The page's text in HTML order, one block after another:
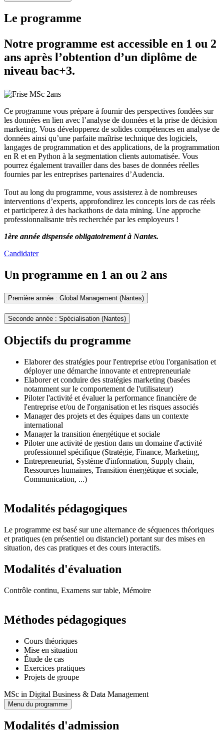
Le programme
Notre programme est accessible en 1 ou 2
ans après l’obtention d’un diplôme de
niveau bac+3.
Ce programme vous prépare à fournir des perspectives fondées sur
les données en lien avec l’analyse de données et la prise de décision
marketing. Vous développerez de solides compétences en analyse de
données ainsi qu’une parfaite maîtrise technique des logiciels,
langages de programmation et des applications, de la programmation
en R et en Python à la segmentation clients automatisée. Vous
pourrez également travailler dans des bases de données réelles
fournies par les entreprises partenaires d’Audencia.
Tout au long du programme, vous assisterez à de nombreuses
interventions d’experts, approfondirez les concepts lors de cas réels
et participerez à des hackathons de data mining. Une approche
professionnalisante très recherchée par les employeurs !
1ère année dispensée obligatoirement à Nantes.
Candidater
Un programme en 1 an ou 2 ans
Première année : Global Management (Nantes)
Seconde année : Spécialisation (Nantes)
Objectifs du programme
Elaborer des stratégies pour l'entreprise et/ou l'organisation et
déployer une démarche innovante et entrepreneuriale
Elaborer et conduire des stratégies marketing (basées
notamment sur le comportement de l'utilisateur)
Piloter l'activité et évaluer la performance financière de
l'entreprise et/ou de l'organisation et les risques associés
Manager des projets et des équipes dans un contexte
international
Manager la transition énergétique et sociale
Piloter une activité de gestion dans un domaine d'activité
professionnel spécifique (Stratégie, Finance, Marketing,
Entrepreneuriat, Système d'information, Supply chain,
Ressources humaines, Transition énergétique et sociale,
Communication, ...)
Modalités pédagogiques
Le programme est basé sur une alternance de séquences théoriques
et pratiques (en présentiel ou distanciel) portant sur des mises en
situation, des cas pratiques et des cours interactifs.
Modalités d'évaluation
Contrôle continu, Examens sur table, Mémoire
Méthodes pédagogiques
Cours théoriques
Mise en situation
Étude de cas
Exercices pratiques
Projets de groupe
MSc in Digital Business & Data Management
Menu du programme
Modalités d'admission